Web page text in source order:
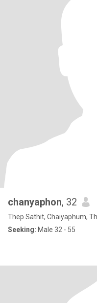
chanyaphon, 32
Thep Sathit, Chaiyaphum,
Seeking: Male 32 - 55